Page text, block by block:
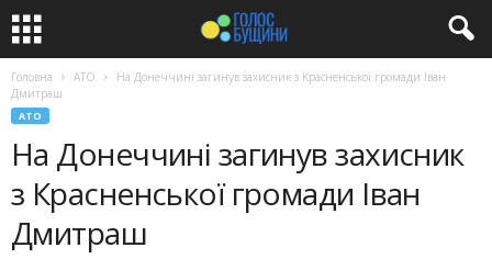
Головна АТО
На Донеччині загинув захисник з Красненської громади Іван
Дмитраш
АТО
На Донеччині загинув захисник
з Красненської громади Іван
Дмитраш